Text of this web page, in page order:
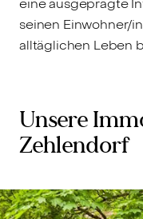
eine ausgeprägte
seinen Einwohner/
alltäglichen Leben
Unsere
Zehlendorf